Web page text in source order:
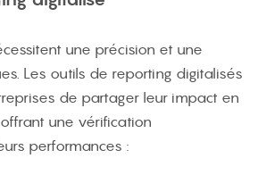
une précision et une
Les outils de reporting digitalisés
de partager leur impact en
une vérification
performances :